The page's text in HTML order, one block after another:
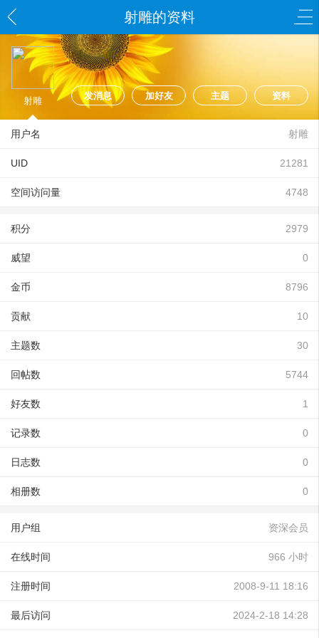
射雕的资料
射雕 发消息 加好友 主题 资料
用户名 射雕
UID 21281
空间访问量 4748
积分 2979
威望 0
金币 8796
贡献 10
主题数 30
回帖数 5744
好友数 1
记录数 0
日志数 0
相册数 0
用户组 资深会员
在线时间 966 小时
注册时间 2008-9-11 18:16
最后访问 2024-2-18 14:28